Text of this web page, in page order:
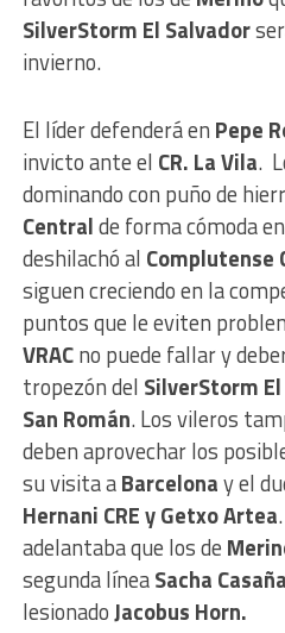
SilverStorm El Salvador
invierno.
El líder defenderá en Pepe
invicto ante el CR. La Vila.
dominando con puño de
Centralde forma cómoda
deshilachó al Complutense
siguen creciendo en la
puntos que le eviten
VRACno puede fallar y
tropezón del SilverStorm
San Román. Los vileros
deben aprovechar los
su visita aBarcelonay el
Hernani CRE y Getxo Artea.
adelantaba que los de
segunda líneaSacha
lesionadoJacobus Horn.